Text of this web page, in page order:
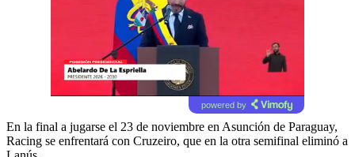
powered by
En la final a jugarse el 23 de noviembre en Asunción de Paraguay,
Racing se enfrentará con Cruzeiro, que en la otra semifinal eliminó a